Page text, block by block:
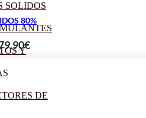
SOLIDOS
Y
DE
39.90€
precios:
desde
19.99€
80%
€Rango
desde